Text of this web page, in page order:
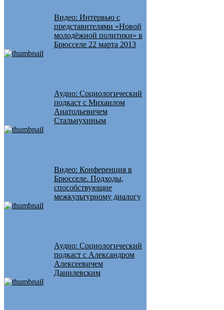
Видео: Интервью с
представителями «Новой
молодёжной политики» в
Брюсселе 22 марта 2013
Аудио: Социологический
подкаст с Михаилом
Анатольевичем
Стальнухиным
Видео: Конференция в
Брюсселе. Подходы,
способствующие
межкультурному диалогу
Аудио: Социологический
подкаст с Александром
Алексеевичем
Данилевским